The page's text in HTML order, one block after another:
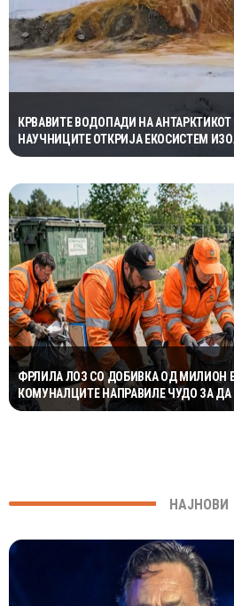
КРВАВИТЕ ВОДОПАДИ НА АНТАРКТИКОТ
НАУЧНИЦИТЕ ОТКРИЈА ЕКОСИСТЕМ
МИЛИОНИ ГОДИНИ
ФРЛИЛА ЛОЗ СО ДОБИВКА ОД МИЛИОН
КОМУНАЛЦИТЕ НАПРАВИЛЕ ЧУДО ЗА ДА
НАЈНОВИ